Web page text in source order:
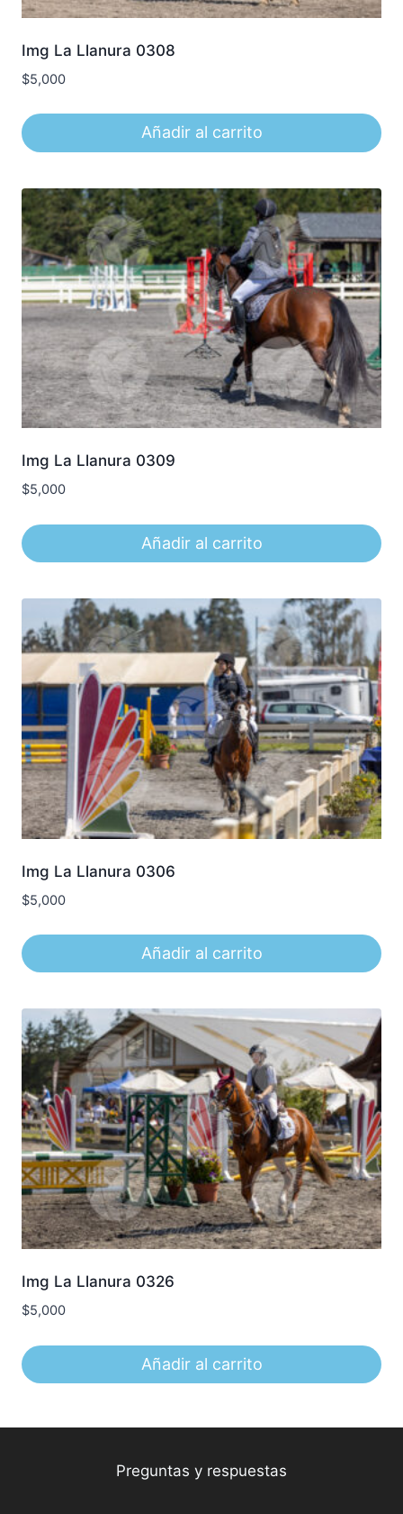
Img La Llanura 0308
$5,000
Añadir al carrito
Img La Llanura 0309
$5,000
Añadir al carrito
Img La Llanura 0306
$5,000
Añadir al carrito
Img La Llanura 0326
$5,000
Añadir al carrito
Preguntas y respuestas